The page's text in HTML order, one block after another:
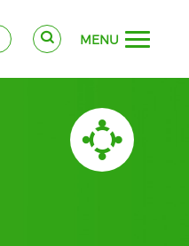
MENU